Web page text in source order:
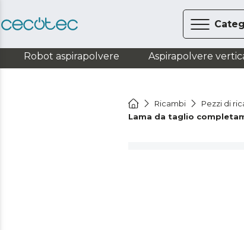
Robot aspirapolvere Aspirapolvere
Ricambi Pezzi di
Lama da taglio